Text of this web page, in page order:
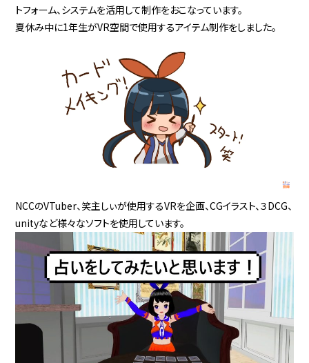
トフォーム、システムを活用して制作をおこなっています。
夏休み中に1年生がVR空間で使用するアイテム制作をしました。
NCCのVTuber、笑主しぃが使用するVRを企画、CGイラスト、３DCG、
unityなど様々なソフトを使用しています。